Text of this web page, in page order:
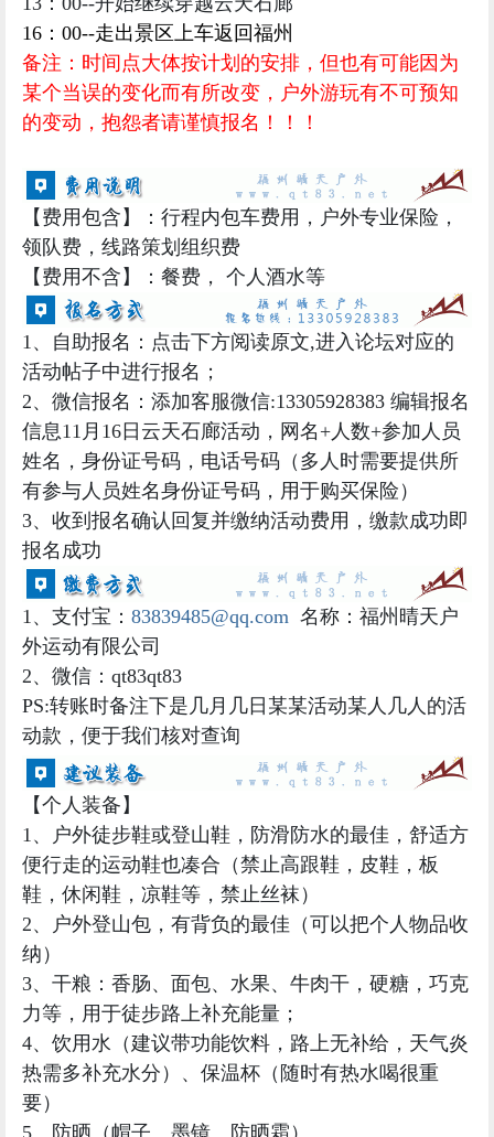
【费用包含】：行程内包车费用，户外专业保险，
领队费，线路策划组织费
【费用不含】：餐费， 个人酒水等
1、自助报名：点击下方阅读原文,进入论坛对应的
活动帖子中进行报名；
2、微信报名：添加客服微信:13305928383 编辑报名
信息11月16日云天石廊活动，网名+人数+参加人员
姓名，身份证号码，电话号码（多人时需要提供所
有参与人员姓名身份证号码，用于购买保险）
3、收到报名确认回复并
报名成功
1、支付宝：83839485@qq.com 名称：福州晴天户
外运动有限公司
2、微信：qt83qt83
PS:转账时备注下是几月几日某某活动某人几人的活
动款，便于我们核对查询
【个人装备】
1、户外徒步鞋或登山鞋，防滑防水的最佳，舒适方
便行走的运动鞋也凑合（禁止高跟鞋，皮鞋，板
鞋，休闲鞋，凉鞋等，禁止丝袜）
2、户外登山包，有背负的最佳（可以把个人物品收
纳）
3、干粮：香肠、面包、水果、牛肉干，硬糖，巧克
力等，用于徒步路上补充能量；
4、饮用水（建议带功能饮料，路上无补给，天气炎
热需多补充水分）、保温杯（随时有热水喝很重
要）
5、防晒（帽子、墨镜、防晒霜）
6、防雨（随时做好可能下雨准备，雨伞、雨衣等雨
具）
7、登山杖与护膝（必备，可以有效的减轻你双腿的
压力，保护你的膝盖）
8、长袖宽松速干衣、裤；保暖挡风外套必备（抓